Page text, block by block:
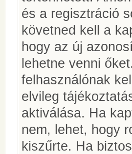
és a regisztráció
követned kell a
hogy az új
lehetne venni
felhasználónak
elvileg
aktiválása. Ha
nem, lehet, hogy
kiszűrte. Ha